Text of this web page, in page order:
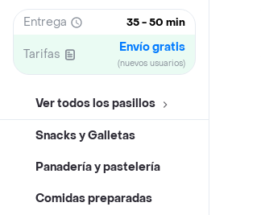
Entrega 35 - 50 min
Tarifas Envío gratis
(nuevos usuarios)
Ver todos los pasillos
Snacks y Galletas
Panadería y pastelería
Comidas preparadas